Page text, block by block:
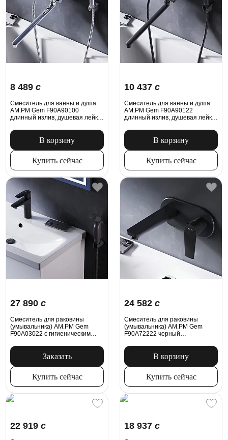
8 489 c
Смеситель для ванны и душа
AM.PM Gem F90A90100
длинный излив, душевая лейка,
В корзину
Купить сейчас
10 437 c
Смеситель для ванны и душа
AM.PM Gem F90A90122
длинный излив, душевая лейка,
В корзину
Купить сейчас
27 890 c
Смеситель для раковины
(умывальника) AM.PM Gem
F90A03022 c гигиеническим
Заказать
Купить сейчас
24 582 c
Смеситель для раковины
(умывальника) AM.PM Gem
F90A72222 черный
В корзину
Купить сейчас
22 919 c 18 937 c